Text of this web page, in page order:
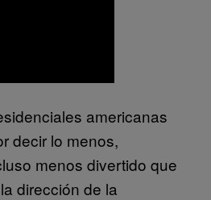
americanas
decir lo menos,
menos divertido que
dirección de la